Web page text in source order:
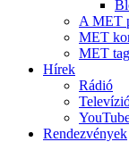
A MET
MET
MET
Hírek
Rádió
Rendezvények